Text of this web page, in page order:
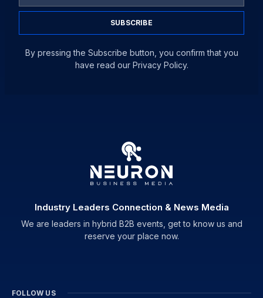
SUBSCRIBE
By pressing the Subscribe button, you confirm that you
have read our Privacy Policy.
Industry Leaders Connection & News Media
We are leaders in hybrid B2B events, get to know us and
reserve your place now.
FOLLOW US